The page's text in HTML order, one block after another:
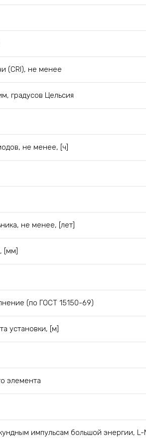
(CRI), не менее
градусов Цельсия
не менее, [ч]
не менее, [лет]
[мм]
(по ГОСТ 15150-69)
установки, [м]
элемента
импульсам большой энергии, L-